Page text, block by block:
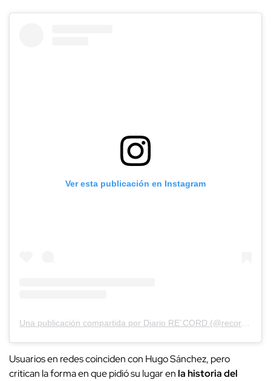
Ver esta publicación en Instagram
Usuarios en redes coinciden con Hugo Sánchez, pero
critican la forma en que pidió su lugar enla historia del